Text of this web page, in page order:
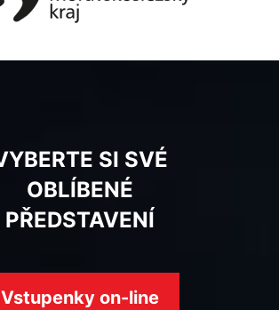
SI SVÉ
OBLÍBENÉ
PŘEDSTAVENÍ
Vstupenky on-line